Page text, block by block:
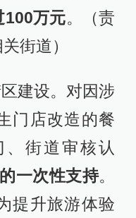
100万元。（责
街道）
建设。对因涉
门店改造的餐
街道审核认
一次性支持。
提升旅游体验